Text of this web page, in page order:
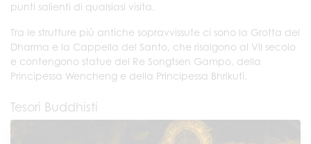
punti salienti di qualsiasi visita.
Tra le strutture più antiche sopravvissute ci sono la Grotta del
Dharma e la Cappella del Santo, che risalgono al VII secolo
e contengono statue del Re Songtsen Gampo, della
Principessa Wencheng e della Principessa Bhrikuti.
Tesori Buddhisti